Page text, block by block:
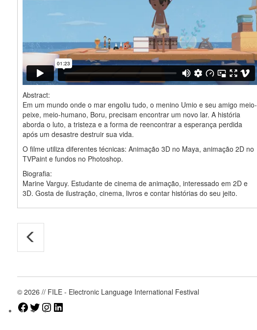
Abstract:
Em um mundo onde o mar engoliu tudo, o menino Umio e seu amigo meio-
peixe, meio-humano, Boru, precisam encontrar um novo lar. A história
aborda o luto, a tristeza e a forma de reencontrar a esperança perdida
após um desastre destruir sua vida.
O filme utiliza diferentes técnicas: Animação 3D no Maya, animação 2D no
TVPaint e fundos no Photoshop.
Biografia:
Marine Varguy. Estudante de cinema de animação, interessado em 2D e
3D. Gosta de ilustração, cinema, livros e contar histórias do seu jeito.
© 2026 // FILE - Electronic Language International Festival
Facebook
TwitterInstagram